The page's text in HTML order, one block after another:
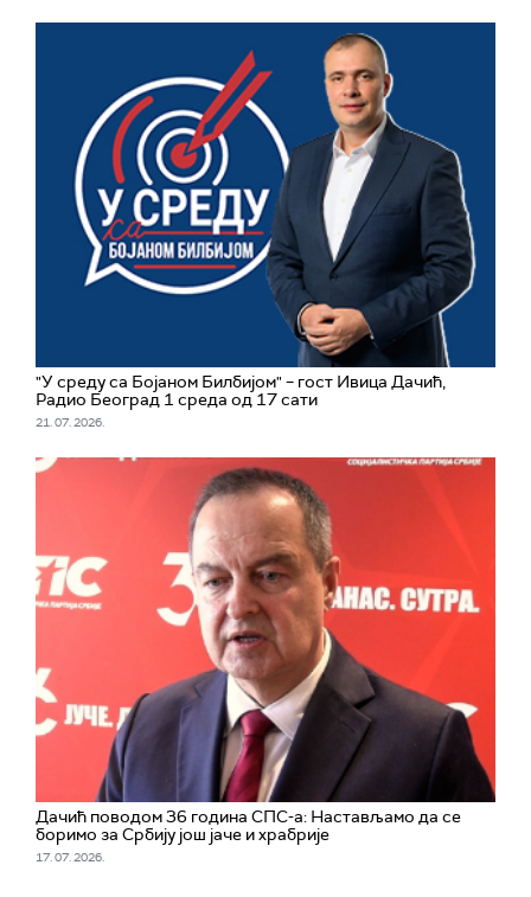
"У среду са Бојаном Билбијом" – гост Ивица Дачић,
Радио Београд 1 среда од 17 сати
21. 07. 2026.
Дачић поводом 36 година СПС-а: Настављамо да се
боримо за Србију још јаче и храбрије
17. 07. 2026.